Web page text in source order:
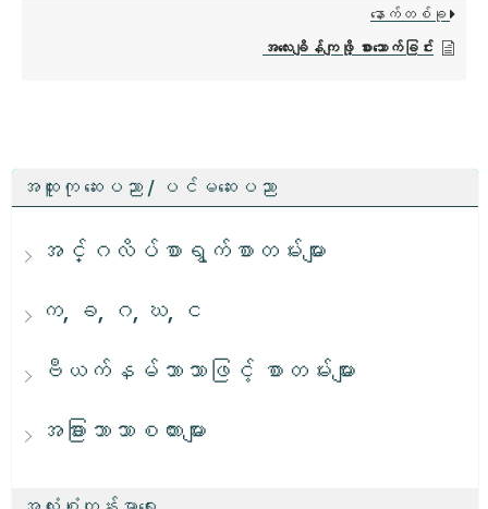
အထူးကု ဆေးပညာ / ပင်မဆေးပညာ
အင်္ဂလိပ်စာရွက်စာတမ်းများ
က, ခ, ဂ, ဃ, င
ဗီယက်နမ်ဘာသာဖြင့် စာတမ်းများ
အခြားဘာသာစကားများ
နောက်တစ်ခု
အလေးချိန်ကျဖို့ စားသောက်ခြင်း